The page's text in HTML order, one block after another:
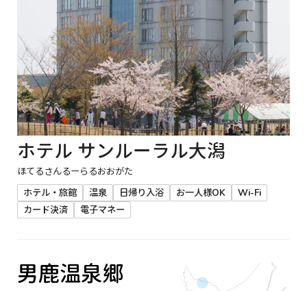
ホテル サンルーラル大潟
ほてるさんるーらるおおがた
ホテル・旅館
温泉 日帰り入浴 お一人様OK
Wi-Fi
カード決済
電子マネー
男鹿温泉郷